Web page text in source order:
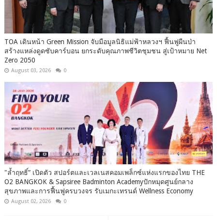
TOA เดินหน้า Green Mission จับมือมูลนิธิแม่ฟ้าหลวงฯ ฟื้นฟูผืนป่า
สร้างแหล่งดูดซับคาร์บอน ยกระดับคุณภาพชีวิตชุมชน สู่เป้าหมาย Net
Zero 2050
August 03, 2026 0
"ล้ำฤทธิ์” เปิดตัว สปอร์ตและเวลเนสคอมเพล็กซ์แห่งแรกของไทย THE
O2 BANGKOK & Sapsiree Badminton Academyปักหมุดศูนย์กลาง
สุขภาพและการฟื้นฟูครบวงจร รับเมกะเทรนด์ Wellness Economy
August 02, 2026 0